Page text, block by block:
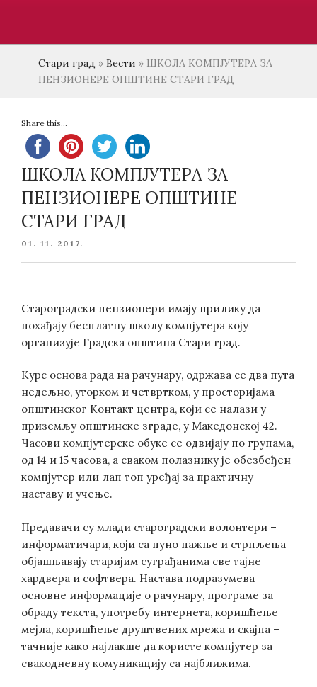
Стари град » Вести » ШКОЛА КОМПЈУТЕРА ЗА
ПЕНЗИОНЕРЕ ОПШТИНЕ СТАРИ ГРАД
Share this...
ШКОЛА КОМПЈУТЕРА ЗА
ПЕНЗИОНЕРЕ ОПШТИНЕ
СТАРИ ГРАД
POSTED
01. 11. 2017.
Староградски пензионери имају прилику да
похађају бесплатну школу компјутера коју
организује Градска општина Стари град.
Курс основа рада на рачунару, одржава се два пута
недељно, уторком и четвртком, у просторијама
општинског Контакт центра, који се налази у
приземљу општинске зграде, у Македонској 42.
Часови компјутерске обуке се одвијају по групама,
од 14 и 15 часова, а сваком полазнику је обезбеђен
компјутер или лап топ уређај за практичну
наставу и учење.
Предавачи су млади староградски волонтери –
информатичари, који са пуно пажње и стрпљења
објашњавају старијим суграђанима све тајне
хардвера и софтвера. Настава подразумева
основне информације о рачунару, програме за
обраду текста, употребу интернета, коришћење
мејла, коришћење друштвених мрежа и скајпа –
тачније како најлакше да користе компјутер за
свакодневну комуникацију са најближима.